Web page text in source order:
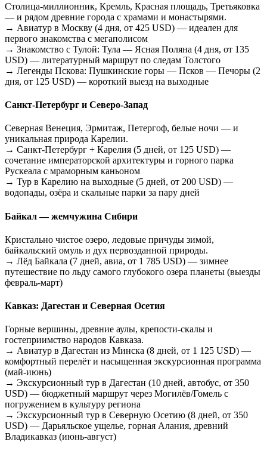
Столица-миллионник, Кремль, Красная площадь, Третьяковка
— и рядом древние города с храмами и монастырями.
→ Авиатур в Москву (4 дня, от 425 USD) — идеален для
первого знакомства с мегаполисом
→ Знакомство с Тулой: Тула — Ясная Поляна (4 дня, от 135
USD) — литературный маршрут по следам Толстого
→ Легенды Пскова: Пушкинские горы — Псков — Печоры (2
дня, от 125 USD) — короткий выезд на выходные
Санкт-Петербург и Северо-Запад
Северная Венеция, Эрмитаж, Петергоф, белые ночи — и
уникальная природа Карелии.
→ Санкт-Петербург + Карелия (5 дней, от 125 USD) —
сочетание императорской архитектуры и горного парка
Рускеала с мраморным каньоном
→ Тур в Карелию на выходные (5 дней, от 200 USD) —
водопады, озёра и скальные парки за пару дней
Байкал — жемчужина Сибири
Кристально чистое озеро, ледовые причуды зимой,
байкальский омуль и дух первозданной природы.
→ Лёд Байкала (7 дней, авиа, от 1 785 USD) — зимнее
путешествие по льду самого глубокого озера планеты (выезды
февраль-март)
Кавказ: Дагестан и Северная Осетия
Горные вершины, древние аулы, крепости-скалы и
гостеприимство народов Кавказа.
→ Авиатур в Дагестан из Минска (8 дней, от 1 125 USD) —
комфортный перелёт и насыщенная экскурсионная программа
(май-июнь)
→ Экскурсионный тур в Дагестан (10 дней, автобус, от 350
USD) — бюджетный маршрут через Могилёв/Гомель с
погружением в культуру региона
→ Экскурсионный тур в Северную Осетию (8 дней, от 350
USD) — Дарьяльское ущелье, горная Алания, древний
Владикавказ (июнь-август)